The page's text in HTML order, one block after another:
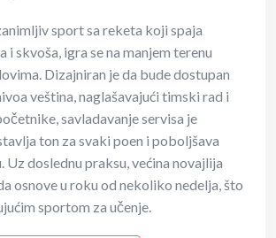
sport sa reketa koji spaja
i skvoša, igra se na manjem terenu
Dizajniran je da bude dostupan
veština, naglašavajući timski rad i
savladavanje servisa je
ton za svaki poen i poboljšava
Uz doslednu praksu, većina novajlija
osnove u roku od nekoliko nedelja, što
sportom za učenje.